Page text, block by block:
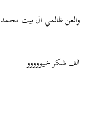
والعن ظالمي ال بيت محمد
الف شكر خيووووو